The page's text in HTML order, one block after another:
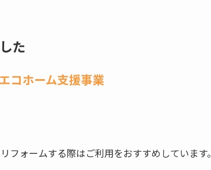
た
コホーム支援事業
ォームする際はご利用をおすすめしています。